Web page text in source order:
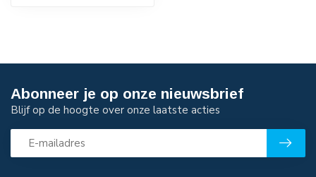
Abonneer je op onze nieuwsbrief
Blijf op de hoogte over onze laatste acties